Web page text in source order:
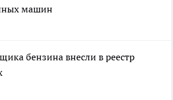
машин
бензина внесли в реестр